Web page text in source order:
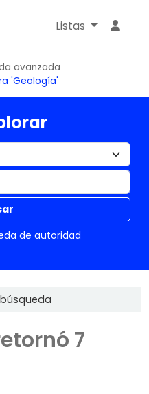
Listas
avanzada
'Geología'
de autoridad
7